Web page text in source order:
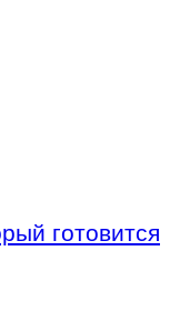
готовится